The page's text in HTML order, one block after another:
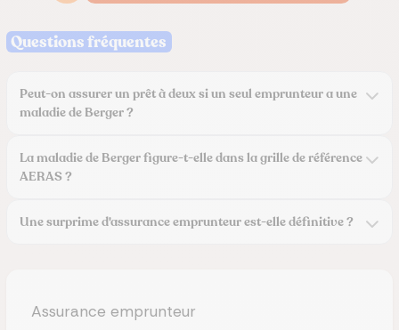
Questions fréquentes
Peut-on assurer un prêt à deux si un seul emprunteur a une
maladie de Berger ?
La maladie de Berger figure-t-elle dans la grille de référence
AERAS ?
Une surprime d'assurance emprunteur est-elle définitive ?
Assurance emprunteur